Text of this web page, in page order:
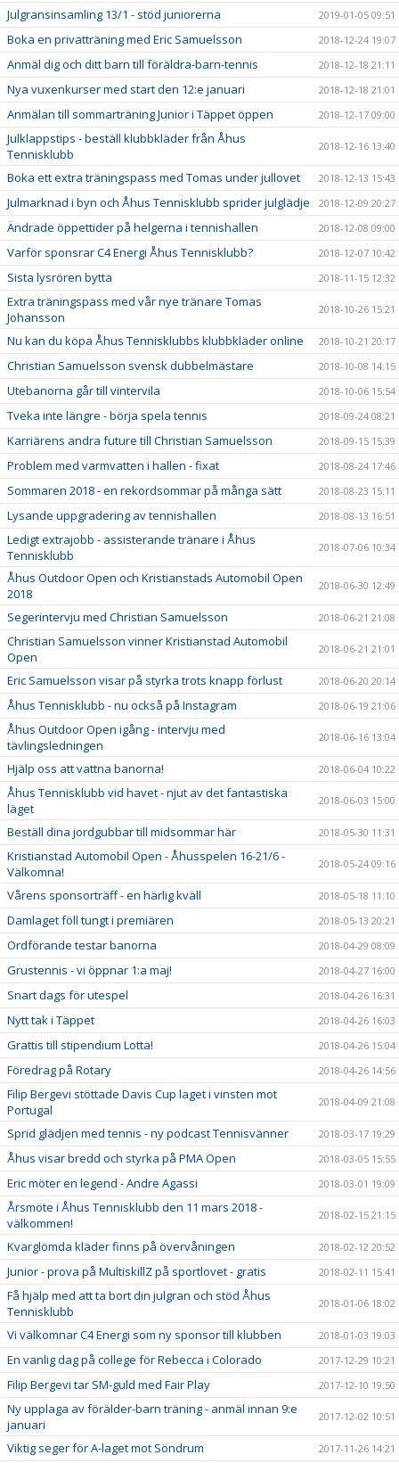
Julgransinsamling 13/1 - stöd juniorerna 2019-01-05 09:51
Boka en privatträning med Eric Samuelsson 2018-12-24 19:07
Anmäl dig och ditt barn till föräldra-barn-tennis 2018-12-18 21:11
Nya vuxenkurser med start den 12:e januari 2018-12-18 21:01
Anmälan till sommarträning Junior i Täppet öppen 2018-12-17 09:00
Julklappstips - beställ klubbkläder från Åhus
Tennisklubb
2018-12-16 13:40
Boka ett extra träningspass med Tomas under jullovet 2018-12-13 15:43
Julmarknad i byn och Åhus Tennisklubb sprider julglädje 2018-12-09 20:27
Ändrade öppettider på helgerna i tennishallen 2018-12-08 09:00
Varför sponsrar C4 Energi Åhus Tennisklubb? 2018-12-07 10:42
Sista lysrören bytta 2018-11-15 12:32
Extra träningspass med vår nye tränare Tomas
Johansson
2018-10-26 15:21
Nu kan du köpa Åhus Tennisklubbs klubbkläder online 2018-10-21 20:17
Christian Samuelsson svensk dubbelmästare 2018-10-08 14:15
Utebanorna går till vintervila 2018-10-06 15:54
Tveka inte längre - börja spela tennis 2018-09-24 08:21
Karriärens andra future till Christian Samuelsson 2018-09-15 15:39
Problem med varmvatten i hallen - fixat 2018-08-24 17:46
Sommaren 2018 - en rekordsommar på många sätt 2018-08-23 15:11
Lysande uppgradering av tennishallen 2018-08-13 16:51
Ledigt extrajobb - assisterande tränare i Åhus
Tennisklubb
2018-07-06 10:34
Åhus Outdoor Open och Kristianstads Automobil Open
2018
2018-06-30 12:49
Segerintervju med Christian Samuelsson 2018-06-21 21:08
Christian Samuelsson vinner Kristianstad Automobil
Open
2018-06-21 21:01
Eric Samuelsson visar på styrka trots knapp förlust 2018-06-20 20:14
Åhus Tennisklubb - nu också på Instagram 2018-06-19 21:06
Åhus Outdoor Open igång - intervju med
tävlingsledningen
2018-06-16 13:04
Hjälp oss att vattna banorna! 2018-06-04 10:22
Åhus Tennisklubb vid havet - njut av det fantastiska
läget
2018-06-03 15:00
Beställ dina jordgubbar till midsommar här 2018-05-30 11:31
Kristianstad Automobil Open - Åhusspelen 16-21/6 -
Välkomna!
2018-05-24 09:16
Vårens sponsorträff - en härlig kväll 2018-05-18 11:10
Damlaget föll tungt i premiären 2018-05-13 20:21
Ordförande testar banorna 2018-04-29 08:09
Grustennis - vi öppnar 1:a maj! 2018-04-27 16:00
Snart dags för utespel 2018-04-26 16:31
Nytt tak i Täppet 2018-04-26 16:03
Grattis till stipendium Lotta! 2018-04-26 15:04
Föredrag på Rotary 2018-04-26 14:56
Filip Bergevi stöttade Davis Cup laget i vinsten mot
Portugal
2018-04-09 21:08
Sprid glädjen med tennis - ny podcast Tennisvänner 2018-03-17 19:29
Åhus visar bredd och styrka på PMA Open 2018-03-05 15:55
Eric möter en legend - Andre Agassi 2018-03-01 19:09
Årsmöte i Åhus Tennisklubb den 11 mars 2018 -
välkommen!
2018-02-15 21:15
Kvarglömda kläder finns på övervåningen 2018-02-12 20:52
Junior - prova på MultiskillZ på sportlovet - gratis 2018-02-11 15:41
Få hjälp med att ta bort din julgran och stöd Åhus
Tennisklubb
2018-01-06 18:02
Vi välkomnar C4 Energi som ny sponsor till klubben 2018-01-03 19:03
En vanlig dag på college för Rebecca i Colorado 2017-12-29 10:21
Filip Bergevi tar SM-guld med Fair Play 2017-12-10 19:50
Ny upplaga av förälder-barn träning - anmäl innan 9:e
januari
2017-12-02 10:51
Viktig seger för A-laget mot Söndrum 2017-11-26 14:21